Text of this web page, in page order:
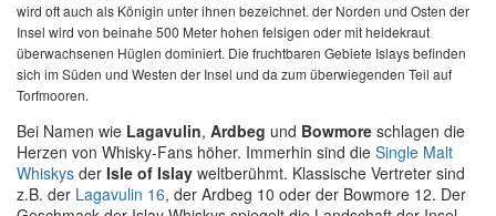
wird oft auch als Königin unter ihnen bezeichnet. der Norden und Osten der
Insel wird von beinahe 500 Meter hohen felsigen oder mit heidekraut
überwachsenen Hüglen dominiert. Die fruchtbaren Gebiete Islays befinden
sich im Süden und Westen der Insel und da zum überwiegenden Teil auf
Torfmooren.
Bei Namen wie Lagavulin, Ardbeg und Bowmore schlagen die
Herzen von Whisky-Fans höher. Immerhin sind die Single Malt
Whiskys der Isle of Islay weltberühmt. Klassische Vertreter sind
z.B. der Lagavulin 16, der Ardbeg 10 oder der Bowmore 12. Der